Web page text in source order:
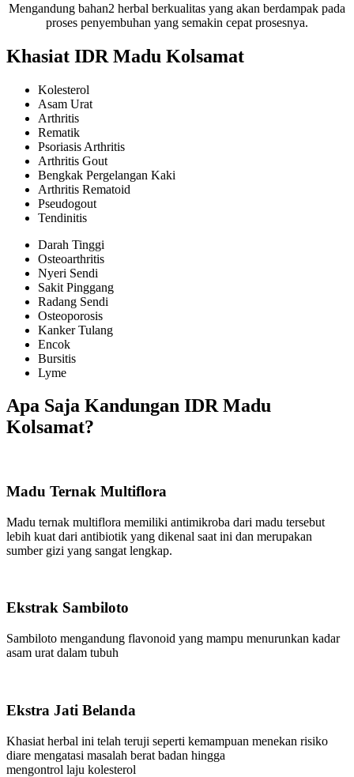
Mengandung bahan2 herbal berkualitas yang akan berdampak pada
proses penyembuhan yang semakin cepat prosesnya.
Khasiat IDR Madu Kolsamat
Kolesterol
Asam Urat
Arthritis
Rematik
Psoriasis Arthritis
Arthritis Gout
Bengkak Pergelangan Kaki
Arthritis Rematoid
Pseudogout
Tendinitis
Darah Tinggi
Osteoarthritis
Nyeri Sendi
Sakit Pinggang
Radang Sendi
Osteoporosis
Kanker Tulang
Encok
Bursitis
Lyme
Apa Saja Kandungan IDR Madu
Kolsamat?
Madu Ternak Multiflora
Madu ternak multiflora memiliki antimikroba dari madu tersebut
lebih kuat dari antibiotik yang dikenal saat ini dan merupakan
sumber gizi yang sangat lengkap.
Ekstrak Sambiloto
Sambiloto mengandung flavonoid yang mampu menurunkan kadar
asam urat dalam tubuh
Ekstra Jati Belanda
Khasiat herbal ini telah teruji seperti kemampuan menekan risiko
diare mengatasi masalah berat badan hingga
mengontrol laju kolesterol